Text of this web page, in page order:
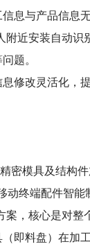
息与产品信息
附近安装自动
题。
修改灵活化，
模具及结构件
动终端配件智
，核心是对
即料盘）在加